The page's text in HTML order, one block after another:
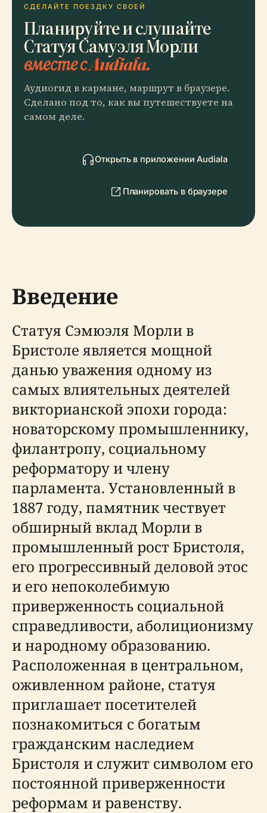
СДЕЛАЙТЕ ПОЕЗДКУ СВОЕЙ
Планируйте и слушайте
Статуя Самуэля Морли
вместе с Audiala.
Аудиогид в кармане, маршрут в браузере.
Сделано под то, как вы путешествуете на
самом деле.
Открыть в приложении Audiala
Планировать в браузере
Введение
Статуя Сэмюэля Морли в
Бристоле является мощной
данью уважения одному из
самых влиятельных деятелей
викторианской эпохи города:
новаторскому промышленнику,
филантропу, социальному
реформатору и члену
парламента. Установленный в
1887 году, памятник чествует
обширный вклад Морли в
промышленный рост Бристоля,
его прогрессивный деловой этос
и его непоколебимую
приверженность социальной
справедливости, аболиционизму
и народному образованию.
Расположенная в центральном,
оживленном районе, статуя
приглашает посетителей
познакомиться с богатым
гражданским наследием
Бристоля и служит символом его
постоянной приверженности
реформам и равенству.